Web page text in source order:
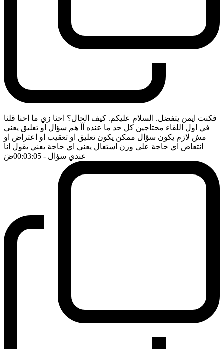
فكنت ايمن يتفضل. السلام عليكم. كيف الحال؟ احنا زي ما احنا قلنا
في اول اللقاء محتاجين كل حد ما عنده آآ هم سؤال او تعليق يعني
مش لازم يكون سؤال ممكن يكون تعليق او تعقيب او اعتراض او
انتعاض اي حاجة على وزن استعال يعني اي حاجة يعني يقول انا
عندي سؤال - 00:03:05 ضَ